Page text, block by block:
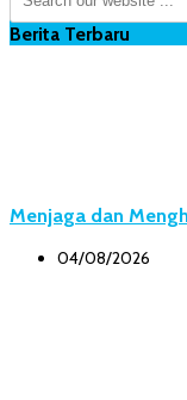
Berita Terbaru
Menjaga dan
04/08/2026